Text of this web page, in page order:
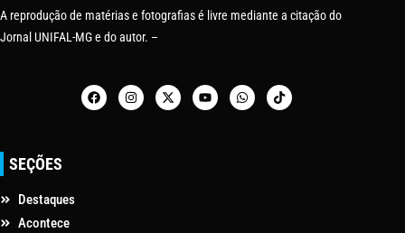
A reprodução de matérias e fotografias é livre mediante a citação do
Jornal UNIFAL-MG e do autor. –
SEÇÕES
Destaques
Acontece